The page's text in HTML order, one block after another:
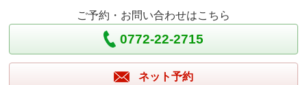
ご予約・お問い合わせはこちら
0772-22-2715
ネット予約